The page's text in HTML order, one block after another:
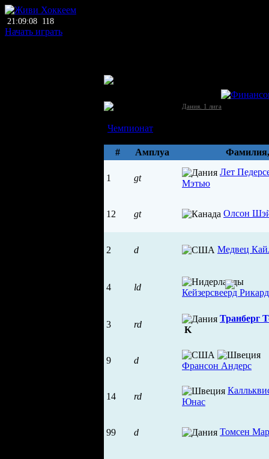
21:09:08 118
Начать играть
Дания. 1 лига
Чемпионат
#
Амплуа
1 gt
Лет
Мэтью
12 gt Олсон
2 d Медвец
4 ld
Кейзерсвеерд
3 rd
Транберг
K
9 d
Франсон Андерс
14 rd
Юнас
99 d Томсен